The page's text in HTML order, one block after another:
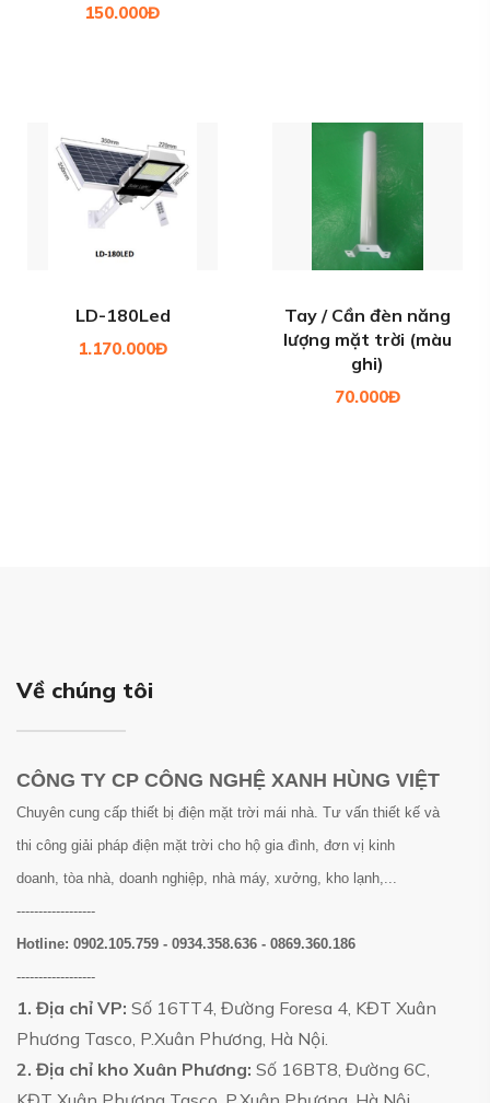
150.000Đ
LD-180Led
1.170.000Đ
Tay / Cần đèn năng
lượng mặt trời (màu
ghi)
70.000Đ
Về chúng tôi
CÔNG TY CP CÔNG NGHỆ XANH HÙNG VIỆT
Chuyên cung cấp thiết bị điện mặt trời mái nhà. Tư vấn thiết kế và
thi công giải pháp điện mặt trời cho hộ gia đình, đơn vị kinh
doanh, tòa nhà, doanh nghiệp, nhà máy, xưởng, kho lạnh,...
------------------
Hotline: 0902.105.759 - 0934.358.636 - 0869.360.186
------------------
1. Địa chỉ VP: Số 16TT4, Đường Foresa 4, KĐT Xuân
Phương Tasco, P.Xuân Phương, Hà Nội.
2. Địa chỉ kho Xuân Phương: Số 16BT8, Đường 6C,